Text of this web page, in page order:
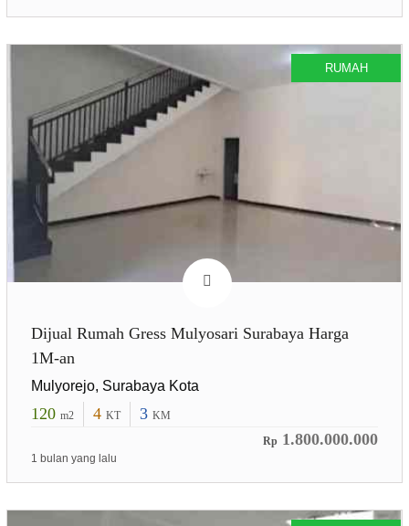
RUMAH
Dijual Rumah Gress Mulyosari Surabaya Harga
1M-an
Mulyorejo, Surabaya Kota
120 m2 4 KT 3 KM
Rp 1.800.000.000
1 bulan yang lalu